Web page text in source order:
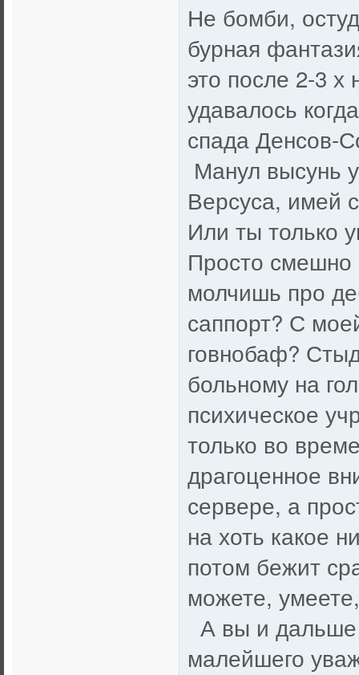
Не бомби,
бурная
это после 2-3
удавалось
спада Денсов-
Манул высунь
Версуса, имей
Или ты только
Просто смешно
молчишь про
саппорт? С
говнобаф?
больному на
психическое
только во
драгоценное
сервере, а
на хоть какое
потом бежит
можете,
А вы и дальше
малейшего